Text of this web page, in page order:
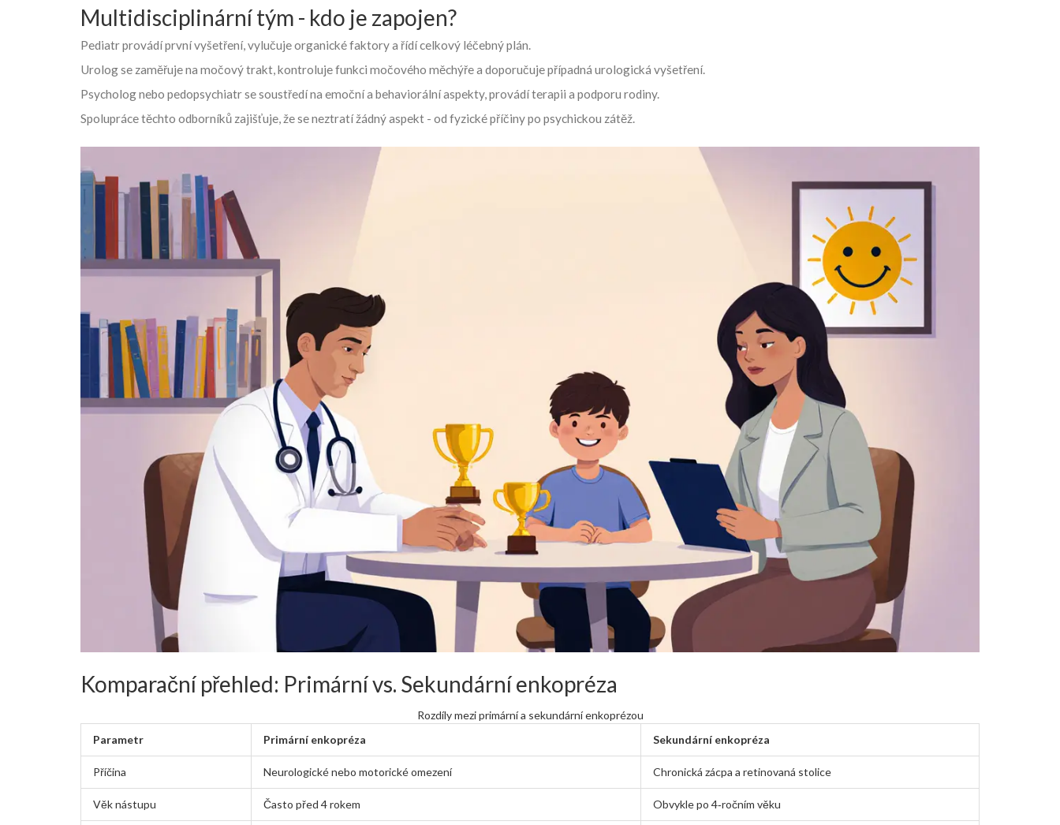
Multidisciplinární tým - kdo je zapojen?
Pediatrprovádí první vyšetření, vylučuje organické faktory a řídí celkový léčebný plán.
Urologse zaměřuje na močový trakt, kontroluje funkci močového měchýře a doporučuje případná urologická vyšetření.
Psycholognebo pedopsychiatr se soustředí na emoční a behaviorální aspekty, provádí terapii a podporu rodiny.
Spolupráce těchto odborníků zajišťuje, že se neztratí žádný aspekt - od fyzické příčiny po psychickou zátěž.
Komparační přehled: Primární vs. Sekundární enkopréza
Rozdíly mezi primární a sekundární enkoprézou
Parametr
Primární enkopréza Sekundární enkopréza
Příčina Neurologické nebo motorické omezení Chronická zácpa a retinovaná stolice
Věk nástupu Často před 4 rokem Obvykle po 4‑ročním věku